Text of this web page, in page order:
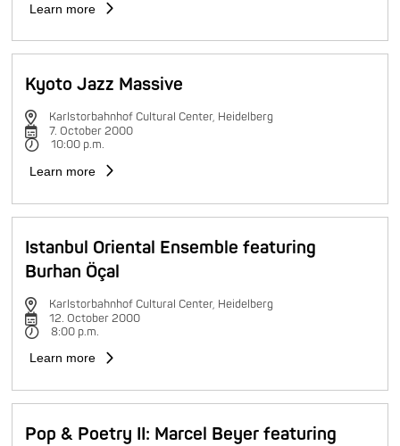
Learn more
Kyoto Jazz Massive
Karlstorbahnhof Cultural Center, Heidelberg
7. October 2000
10:00 p.m.
Learn more
Istanbul Oriental Ensemble featuring
Burhan Öçal
Karlstorbahnhof Cultural Center, Heidelberg
12. October 2000
8:00 p.m.
Learn more
Pop & Poetry II: Marcel Beyer featuring